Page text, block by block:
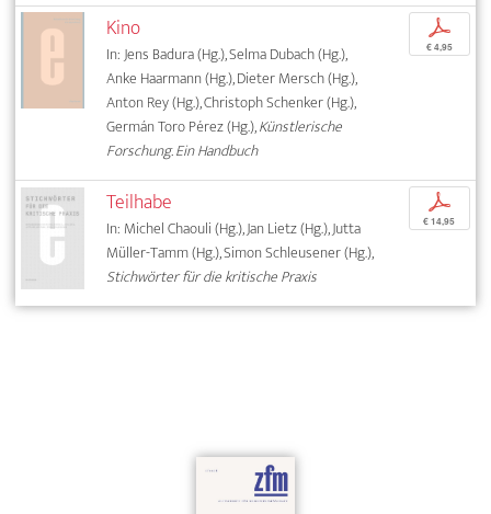
Kino
In: Jens Badura (Hg.), Selma Dubach (Hg.),
Anke Haarmann (Hg.), Dieter Mersch (Hg.),
Anton Rey (Hg.), Christoph Schenker (Hg.),
Germán Toro Pérez (Hg.),Künstlerische
Forschung. Ein Handbuch
p
€ 4,95
Teilhabe
In: Michel Chaouli (Hg.), Jan Lietz (Hg.), Jutta
Müller-Tamm (Hg.), Simon Schleusener (Hg.),
Stichwörter für die kritische Praxis
p
€ 14,95